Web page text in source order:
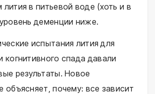
в питьевой воде (хоть и в
деменции ниже.
испытания лития для
когнитивного спада давали
результаты. Новое
объясняет, почему: все зависит